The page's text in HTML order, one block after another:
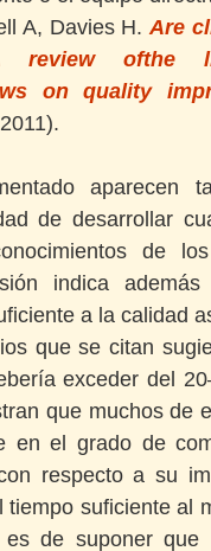
A, Davies H.Are
review ofthe
on quality
aparecen
de desarrollar
de
indica
a la calidad
que se citan
exceder del
que muchos de
en el grado de
respecto a su
tiempo suficiente al
es de suponer